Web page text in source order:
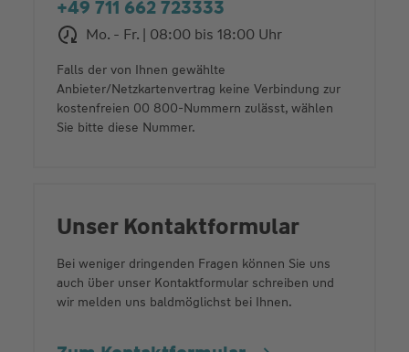
+49 711 662 723333
Mo. - Fr. | 08:00 bis 18:00 Uhr
Falls der von Ihnen gewählte
Anbieter/Netzkartenvertrag keine Verbindung zur
kostenfreien 00 800-Nummern zulässt, wählen
Sie bitte diese Nummer.
Unser Kontaktformular
Bei weniger dringenden Fragen können Sie uns
auch über unser Kontaktformular schreiben und
wir melden uns baldmöglichst bei Ihnen.